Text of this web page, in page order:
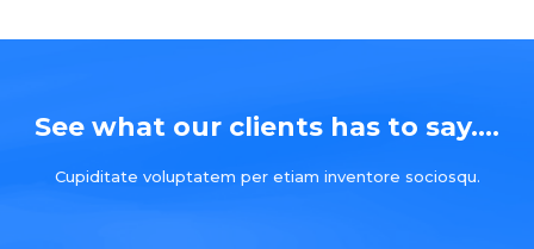
See what our clients has to say....
Cupiditate voluptatem per etiam inventore sociosqu.